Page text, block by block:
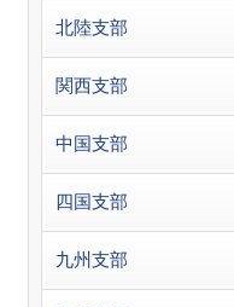
北陸支部
関西支部
中国支部
四国支部
九州支部